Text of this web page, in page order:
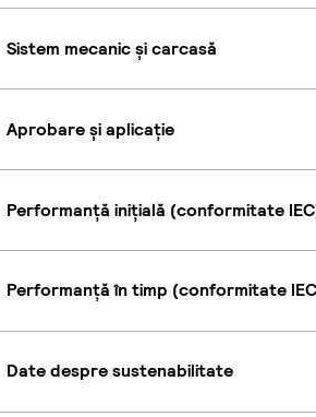
Sistem mecanic și carcasă
Aprobare și aplicație
Performanță inițială (conformitate
Performanță în timp (conformitate
Date despre sustenabilitate